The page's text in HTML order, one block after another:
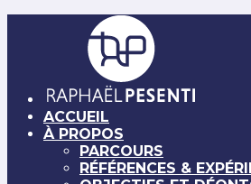
ACCUEIL
À PROPOS
PARCOURS
RÉFÉRENCES &